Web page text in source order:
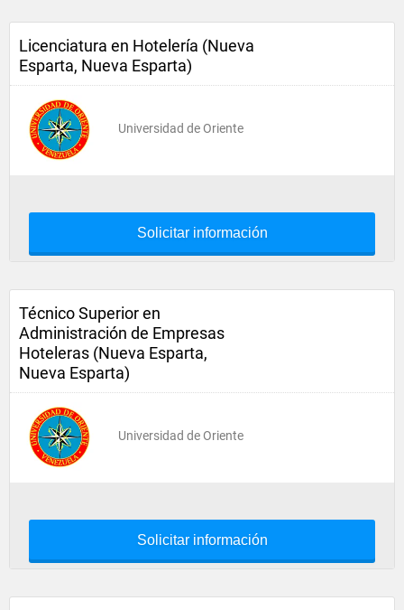
Licenciatura en Hotelería (Nueva
Esparta, Nueva Esparta)
Universidad de Oriente
Solicitar información
Técnico Superior en
Administración de Empresas
Hoteleras (Nueva Esparta,
Nueva Esparta)
Universidad de Oriente
Solicitar información